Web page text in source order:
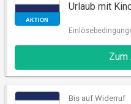
Urlaub mit
Zum
Bis auf Widerruf